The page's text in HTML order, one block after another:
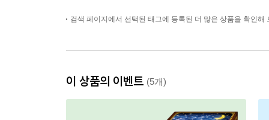
검색 페이지에서 선택된 태그에 등록된 더 많은 상품을 확인해
이 상품의 이벤트 (5개)